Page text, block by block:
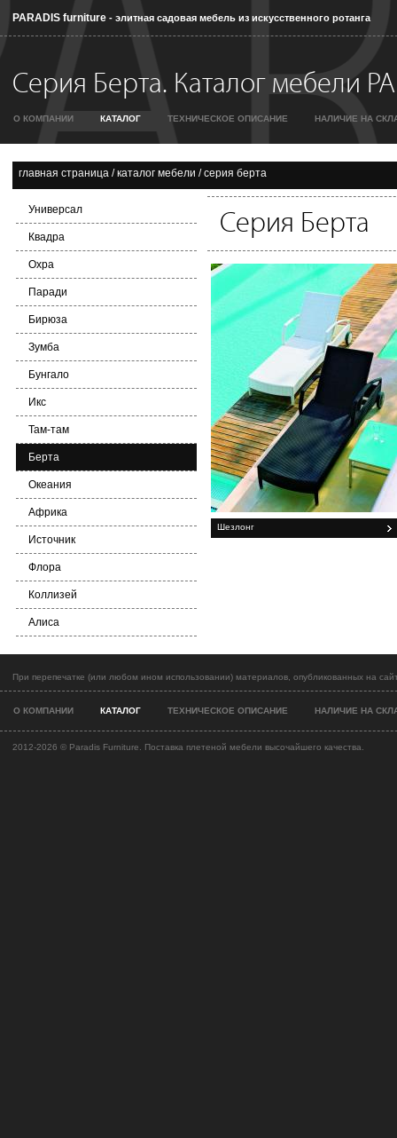
PARADIS furniture - элитная садовая мебель из искусственного ротанга
Серия Берта. Каталог мебели
О КОМПАНИИ КАТАЛОГ ТЕХНИЧЕСКОЕ ОПИСАНИЕ НАЛИЧИЕ НА
главная страница /каталог мебели /серия берта
Универсал
Квадра
Охра
Паради
Бирюза
Зумба
Бунгало
Икс
Там-там
Берта
Океания
Африка
Источник
Флора
Коллизей
Алиса
Серия Берта
Шезлонг
При перепечатке (или любом ином использовании) материалов, опубликованных на
О КОМПАНИИ КАТАЛОГ ТЕХНИЧЕСКОЕ ОПИСАНИЕ НАЛИЧИЕ НА
2012-2026 © Paradis Furniture. Поставка плетеной мебели высочайшего качества.